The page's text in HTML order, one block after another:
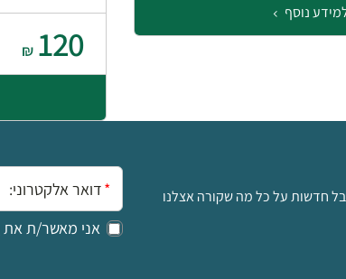
נוסף
120
₪
חדשות על כל מה שקורה אצלנו
אימייל:
אני מאשר/ת את